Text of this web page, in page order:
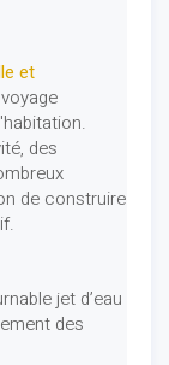
et
des
de construire
jet d’eau
des